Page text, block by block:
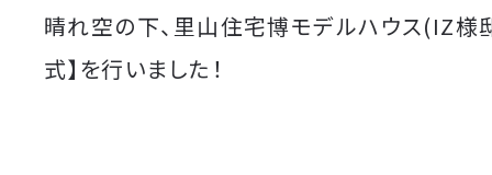
晴れ空の下、里山住宅博モデルハウス(IZ様
式】を行いました！